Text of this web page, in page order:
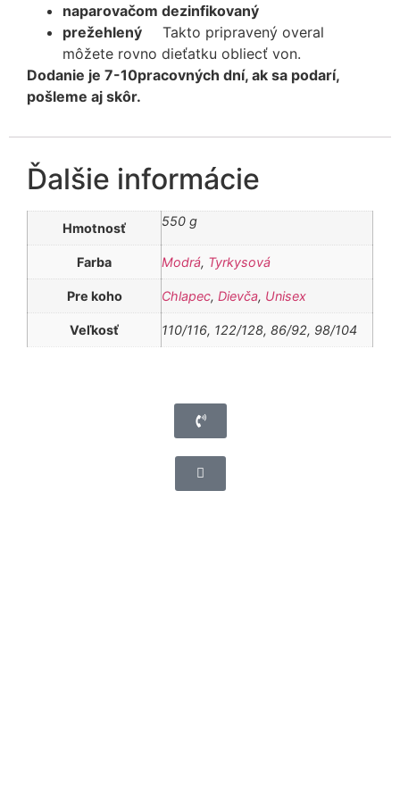
naparovačom dezinfikovaný
prežehlený
Takto pripravený overal
môžete rovno dieťatku obliecť von.
Dodanie je 7-10pracovných dní, ak sa podarí,
pošleme aj skôr.
Ďalšie informácie
Hmotnosť 550 g
Farba Modrá, Tyrkysová
Pre koho Chlapec, Dievča, Unisex
Veľkosť 110/116, 122/128, 86/92, 98/104